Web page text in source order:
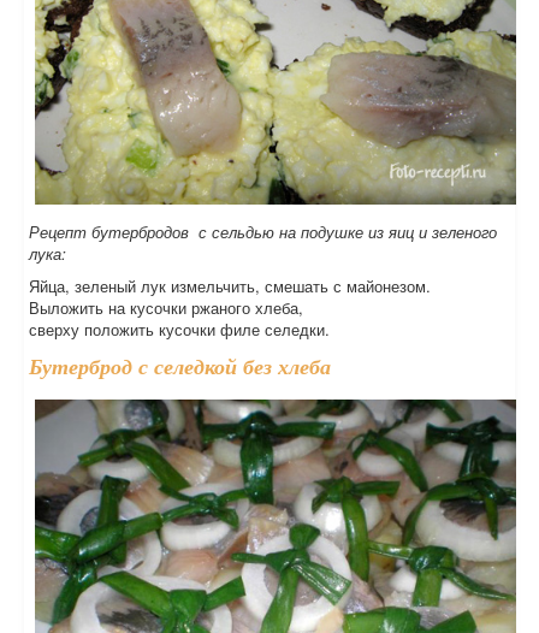
Рецепт бутербродов с сельдью на подушке из яиц и зеленого
лука:
Яйца, зеленый лук измельчить, смешать с майонезом.
Выложить на кусочки ржаного хлеба,
сверху положить кусочки филе селедки.
Бутерброд с селедкой без хлеба